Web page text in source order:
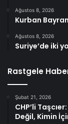
Ağustos 8, 2026
Kurban
Ağustos 8, 2026
Suriye’de iki
Rastgele
Şubat 21, 2026
CHP’li
Değil, Kimin